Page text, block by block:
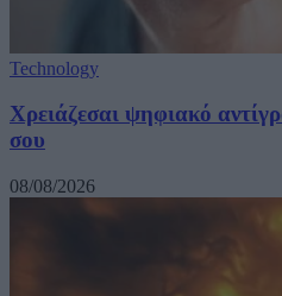
Technology
Χρειάζεσαι ψηφιακό
σου
08/08/2026